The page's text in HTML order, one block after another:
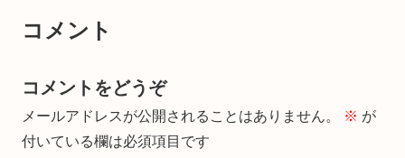
コメント
コメントをどうぞ
メールアドレスが公開されることはありません。 ※ が
付いている欄は必須項目です